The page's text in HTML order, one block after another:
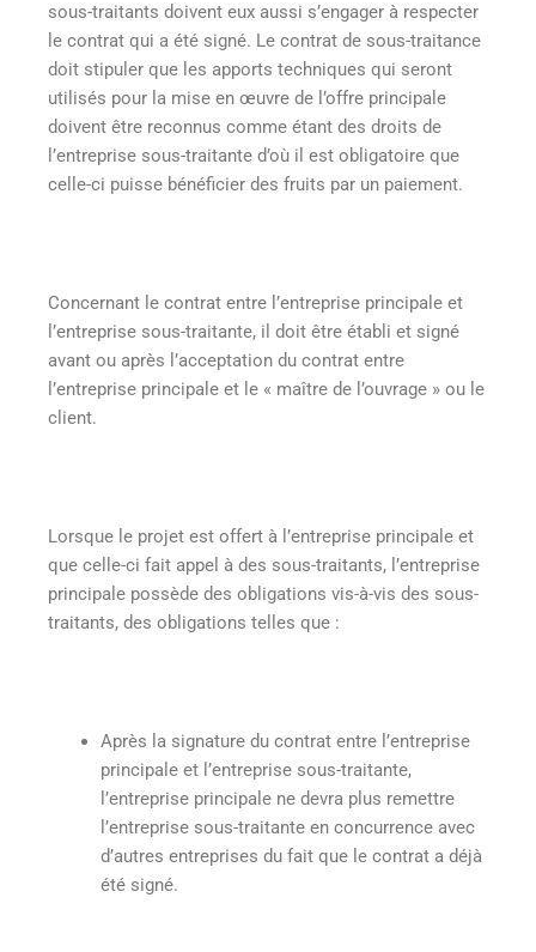
sous-traitants doivent eux aussi s’engager à respecter
le contrat qui a été signé. Le contrat de sous-traitance
doit stipuler que les apports techniques qui seront
utilisés pour la mise en œuvre de l’offre principale
doivent être reconnus comme étant des droits de
l’entreprise sous-traitante d’où il est obligatoire que
celle-ci puisse bénéficier des fruits par un paiement.
Concernant le contrat entre l’entreprise principale et
l’entreprise sous-traitante, il doit être établi et signé
avant ou après l’acceptation du contrat entre
l’entreprise principale et le « maître de l’ouvrage » ou le
client.
Lorsque le projet est offert à l’entreprise principale et
que celle-ci fait appel à des sous-traitants, l’entreprise
principale possède des obligations vis-à-vis des sous-
traitants, des obligations telles que :
Après la signature du contrat entre l’entreprise
principale et l’entreprise sous-traitante,
l’entreprise principale ne devra plus remettre
l’entreprise sous-traitante en concurrence avec
d’autres entreprises du fait que le contrat a déjà
été signé.